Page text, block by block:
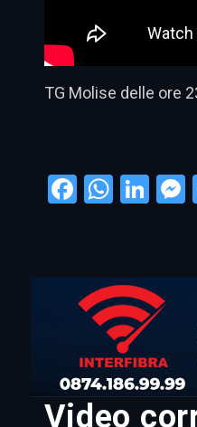
TG Molise delle ore
Facebook
Video